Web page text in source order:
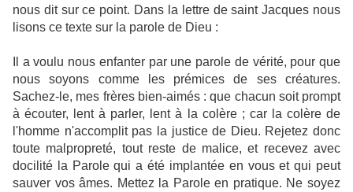
nous dit sur ce point. Dans la lettre de saint Jacques nous
lisons ce texte sur la parole de Dieu :
Il a voulu nous enfanter par une parole de vérité, pour que
nous soyons comme les prémices de ses créatures.
Sachez-le, mes frères bien-aimés : que chacun soit prompt
à écouter, lent à parler, lent à la colère ; car la colère de
l'homme n'accomplit pas la justice de Dieu. Rejetez donc
toute malpropreté, tout reste de malice, et recevez avec
docilité la Parole qui a été implantée en vous et qui peut
sauver vos âmes. Mettez la Parole en pratique. Ne soyez